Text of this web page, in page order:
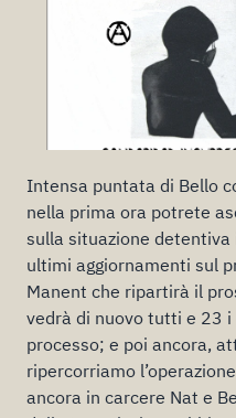
Intensa puntata di Bello
nella prima ora potrete
sulla situazione
ultimi aggiornamenti sul
Manent che ripartirà il
vedrà di nuovo tutti e 23
processo; e poi ancora,
ripercorriamo
ancora in carcere Nat e